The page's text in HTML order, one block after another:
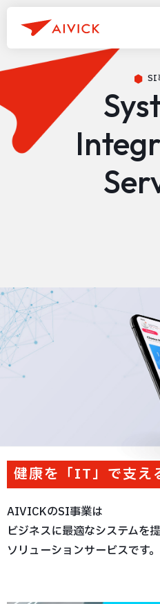
SI
健康を「IT」で支え
AIVICKのSI事業は
ビジネスに最適なシステムを
ソリューションサービスです。